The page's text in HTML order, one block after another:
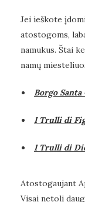
Jei ieškote
atostogoms,
namukus. Štai
namų
Borgo Santa
I Trullidi
I Trulli di
Atostogaujant
Visai netoli